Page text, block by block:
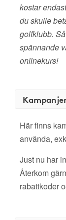
kostar
du skulle
golfklubb.
spännande
onlinekurs!
Här finns
använda,
Just nu har
Återkom
rabattkoder